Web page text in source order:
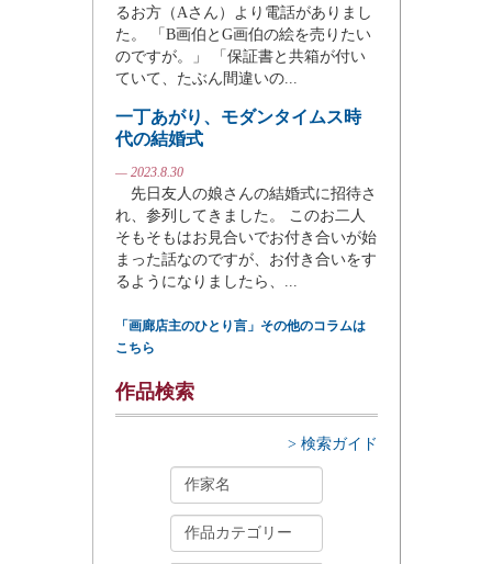
るお方（Aさん）より電話がありまし
た。 「B画伯とG画伯の絵を売りたい
のですが。」 「保証書と共箱が付い
ていて、たぶん間違いの...
一丁あがり、モダンタイムス時
代の結婚式
— 2023.8.30
先日友人の娘さんの結婚式に招待さ
れ、参列してきました。 このお二人
そもそもはお見合いでお付き合いが始
まった話なのですが、お付き合いをす
るようになりましたら、...
「画廊店主のひとり言」その他のコラムは
こちら
作品検索
> 検索ガイド